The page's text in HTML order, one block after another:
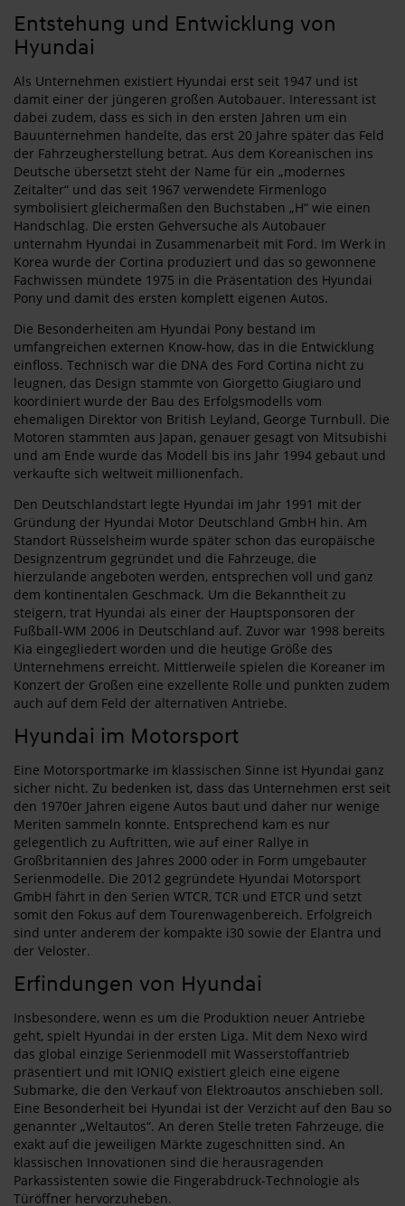
Entstehung und Entwicklung von
Hyundai
Als Unternehmen existiert Hyundai erst seit 1947 und ist
damit einer der jüngeren großen Autobauer. Interessant ist
dabei zudem, dass es sich in den ersten Jahren um ein
Bauunternehmen handelte, das erst 20 Jahre später das Feld
der Fahrzeugherstellung betrat. Aus dem Koreanischen ins
Deutsche übersetzt steht der Name für ein „modernes
Zeitalter“ und das seit 1967 verwendete Firmenlogo
symbolisiert gleichermaßen den Buchstaben „H“ wie einen
Handschlag. Die ersten Gehversuche als Autobauer
unternahm Hyundai in Zusammenarbeit mit Ford. Im Werk in
Korea wurde der Cortina produziert und das so gewonnene
Fachwissen mündete 1975 in die Präsentation des Hyundai
Pony und damit des ersten komplett eigenen Autos.
Die Besonderheiten am Hyundai Pony bestand im
umfangreichen externen Know-how, das in die Entwicklung
einfloss. Technisch war die DNA des Ford Cortina nicht zu
leugnen, das Design stammte von Giorgetto Giugiaro und
koordiniert wurde der Bau des Erfolgsmodells vom
ehemaligen Direktor von British Leyland, George Turnbull. Die
Motoren stammten aus Japan, genauer gesagt von Mitsubishi
und am Ende wurde das Modell bis ins Jahr 1994 gebaut und
verkaufte sich weltweit millionenfach.
Den Deutschlandstart legte Hyundai im Jahr 1991 mit der
Gründung der Hyundai Motor Deutschland GmbH hin. Am
Standort Rüsselsheim wurde später schon das europäische
Designzentrum gegründet und die Fahrzeuge, die
hierzulande angeboten werden, entsprechen voll und ganz
dem kontinentalen Geschmack. Um die Bekanntheit zu
steigern, trat Hyundai als einer der Hauptsponsoren der
Fußball-WM 2006 in Deutschland auf. Zuvor war 1998 bereits
Kia eingegliedert worden und die heutige Größe des
Unternehmens erreicht. Mittlerweile spielen die Koreaner im
Konzert der Großen eine exzellente Rolle und punkten zudem
auch auf dem Feld der alternativen Antriebe.
Hyundai im Motorsport
Eine Motorsportmarke im klassischen Sinne ist Hyundai ganz
sicher nicht. Zu bedenken ist, dass das Unternehmen erst seit
den 1970er Jahren eigene Autos baut und daher nur wenige
Meriten sammeln konnte. Entsprechend kam es nur
gelegentlich zu Auftritten, wie auf einer Rallye in
Großbritannien des Jahres 2000 oder in Form umgebauter
Serienmodelle. Die 2012 gegründete Hyundai Motorsport
GmbH fährt in den Serien WTCR, TCR und ETCR und setzt
somit den Fokus auf dem Tourenwagenbereich. Erfolgreich
sind unter anderem der kompakte i30 sowie der Elantra und
der Veloster.
Erfindungen von Hyundai
Insbesondere, wenn es um die Produktion neuer Antriebe
geht, spielt Hyundai in der ersten Liga. Mit dem Nexo wird
das global einzige Serienmodell mit Wasserstoffantrieb
präsentiert und mit IONIQ existiert gleich eine eigene
Submarke, die den Verkauf von Elektroautos anschieben soll.
Eine Besonderheit bei Hyundai ist der Verzicht auf den Bau so
genannter „Weltautos“. An deren Stelle treten Fahrzeuge, die
exakt auf die jeweiligen Märkte zugeschnitten sind. An
klassischen Innovationen sind die herausragenden
Parkassistenten sowie die Fingerabdruck-Technologie als
Türöffner hervorzuheben.